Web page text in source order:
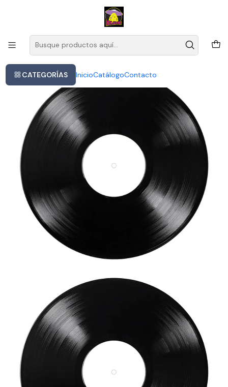
CATEGORÍAS InicioCatálogoContacto
Este es el texto del slide